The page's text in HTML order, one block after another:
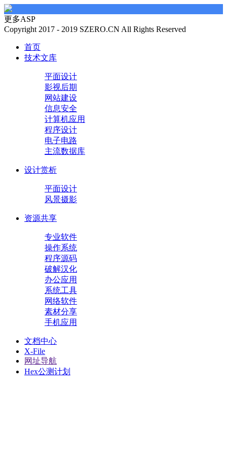
更多ASP
Copyright 2017 - 2019 SZERO.CN All Rights Reserved
首页
技术文库
平面设计
影视后期
网站建设
信息安全
计算机应用
程序设计
电子电路
主流数据库
设计赏析
平面设计
风景摄影
资源共享
专业软件
操作系统
程序源码
破解汉化
办公应用
系统工具
网络软件
素材分享
手机应用
文档中心
X-File
网址导航
Hex公测计划